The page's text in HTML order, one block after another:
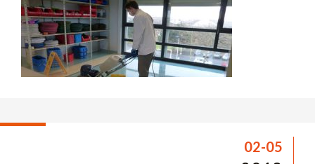
02-05